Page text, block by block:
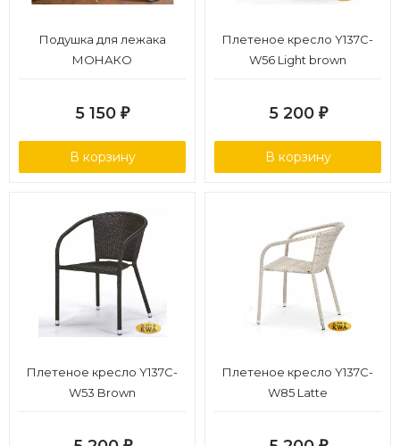
Подушка для лежака
МОНАКО
5 150 ₽
В корзину
Плетеное кресло Y137C-
W56 Light brown
5 200 ₽
В корзину
Плетеное кресло Y137C-
W53 Brown
Плетеное кресло Y137C-
W85 Latte